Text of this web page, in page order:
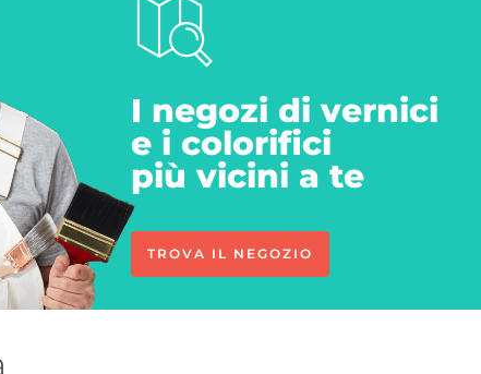
I negozi di vernici
e i colorifici
più vicini a te
TROVA IL NEGOZIO